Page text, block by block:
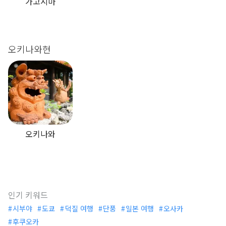
오키나와현
오키나와
인기 키워드
시부야 도쿄 덕질 여행 단풍 일본 여행
오사카
후쿠오카